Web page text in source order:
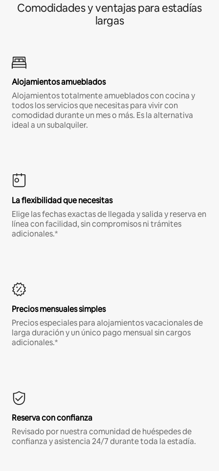
Comodidades y ventajas para estadías
largas
Alojamientos amueblados
Alojamientos totalmente amueblados con cocina y
todos los servicios que necesitas para vivir con
comodidad durante un mes o más. Es la alternativa
ideal a un subalquiler.
La flexibilidad que necesitas
Elige las fechas exactas de llegada y salida y reserva en
línea con facilidad, sin compromisos ni trámites
adicionales.*
Precios mensuales simples
Precios especiales para alojamientos vacacionales de
larga duración y un único pago mensual sin cargos
adicionales.*
Reserva con confianza
Revisado por nuestra comunidad de huéspedes de
confianza y asistencia 24/7 durante toda la estadía.